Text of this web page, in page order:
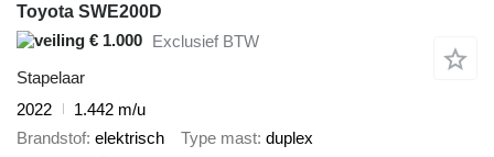
Toyota SWE200D
€ 1.000 Exclusief BTW
Stapelaar
2022
1.442 m/u
Brandstof elektrisch Type mast duplex